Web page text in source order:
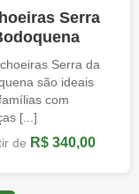
Serra
Serra da
são ideais
com
[...]
de R$ 340,00